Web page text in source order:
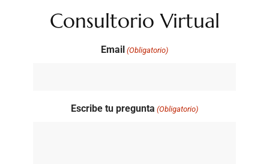
Consultorio Virtual
Email (Obligatorio)
Escribe tu pregunta (Obligatorio)